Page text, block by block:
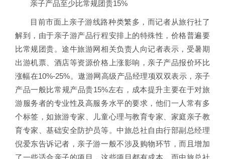
亲子产品至少比常规团贵15%
目前市面上亲子游线路种类繁多，而记者从旅行社了
解到，由于亲子游产品行程安排上的特殊性，价格普遍要
比常规团贵。途牛旅游网相关负责人向记者表示，受暑期
出游机票、酒店等资源价格上涨影响，亲子产品报价环比
涨幅在10%-25%。遨游网高级产品经理项双双表示，亲子
产品一般比常规产品贵15%左右，成本提升主要在于对旅
游服务者的专业性及高服务水平的要求，他们一人常有多
个标签，如旅游专家、儿童心理与教育专家、家庭亲子教
育专家、基础安全防护员等。中旅总社自由行部副总经理
倪爱东告诉记者，亲子游一般不涉及购物环节，而且增加
了一些适合亲子的项目，这些项目都有成本。而中旅总社